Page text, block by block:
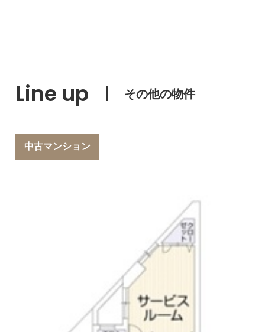
Line up その他の物件
中古マンション